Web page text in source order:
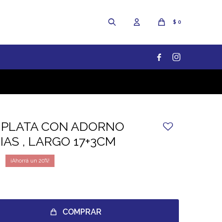
$ 0
 
CON ADORNO
, LARGO 17+3CM
20
COMPRAR